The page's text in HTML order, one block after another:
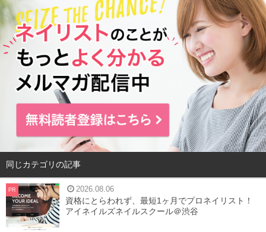
手の場合
7まとめ
スマホで撮るか、デジカメでとるか？
同じカテゴリの記事
PR 2026.08.06
資格にとらわれず、最短1ヶ月でプロネイリスト！
アイネイルズネイルスクール＠渋谷